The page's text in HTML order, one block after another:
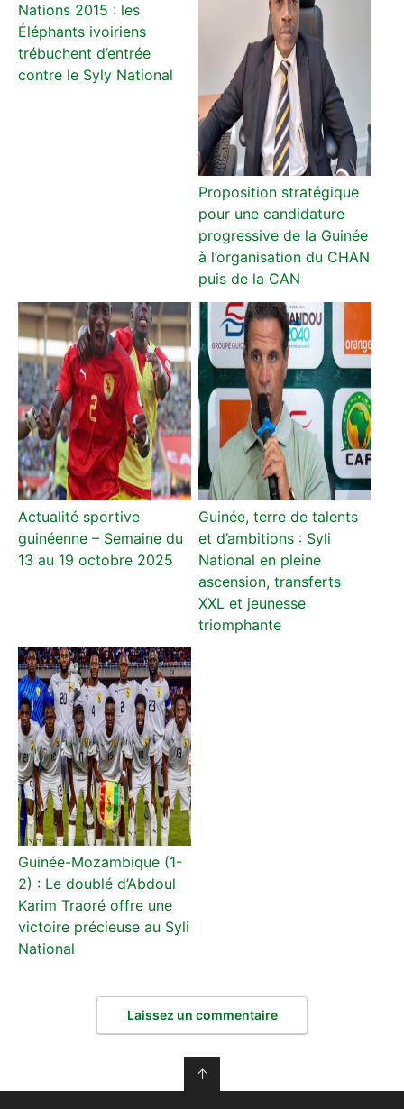
Nations 2015 : les
Éléphants ivoiriens
trébuchent d’entrée
contre le Syly National
Proposition stratégique
pour une candidature
progressive de la Guinée
à l’organisation du CHAN
puis de la CAN
Actualité sportive
guinéenne – Semaine du
13 au 19 octobre 2025
Guinée, terre de talents
et d’ambitions : Syli
National en pleine
ascension, transferts
XXL et jeunesse
triomphante
Guinée-Mozambique (1-
2) : Le doublé d’Abdoul
Karim Traoré offre une
victoire précieuse au Syli
National
Laissez un commentaire
↑